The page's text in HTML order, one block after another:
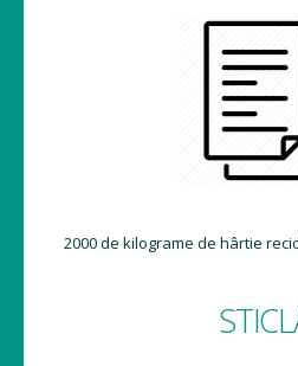
2000 de kilograme de hârtie